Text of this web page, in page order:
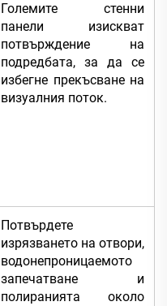
Големите стенни
панели изискват
потвърждение на
подредбата, за да се
избегне прекъсване на
визуалния поток.
Потвърдете
изрязването на отвори,
водонепроницаемото
запечатване и
полиранията около